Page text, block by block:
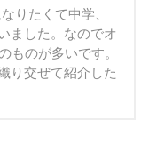
りたくて中学、
ました。なのでオ
ものが多いです。
り交ぜて紹介した